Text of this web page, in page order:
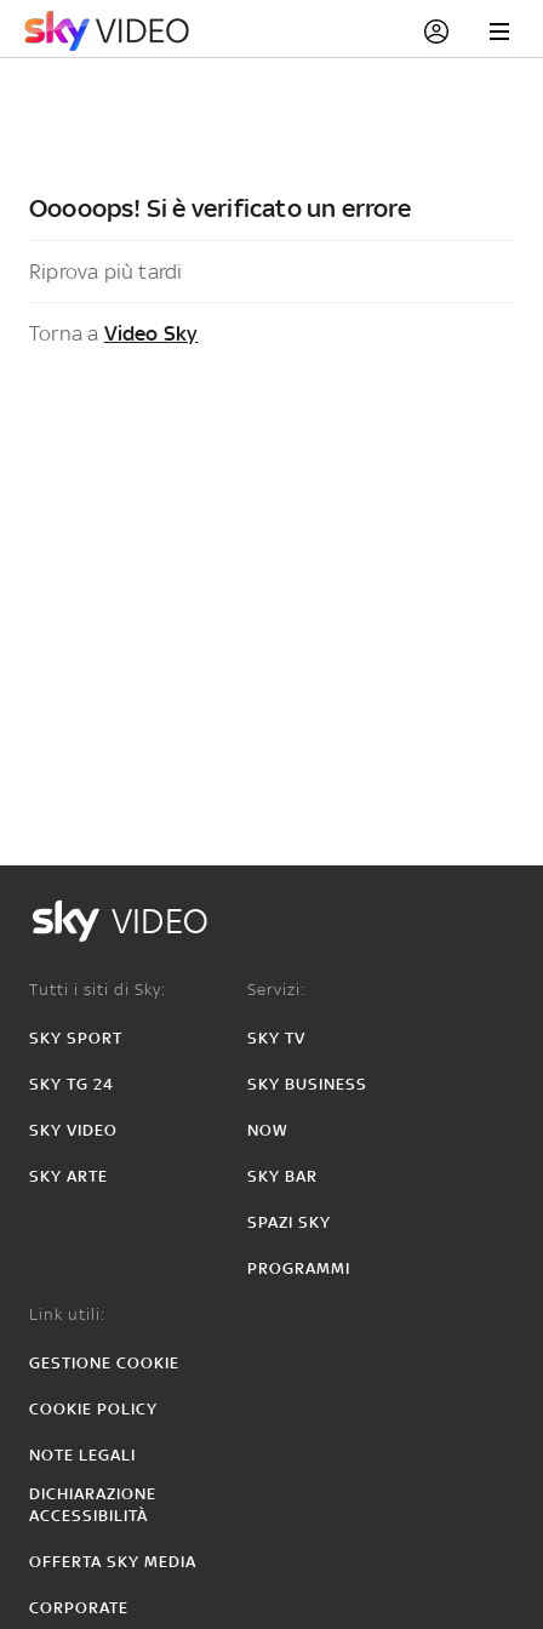
Ooooops! Si è verificato un errore
Riprova più tardi
Torna a Video Sky
VIDEO
Tutti i siti di Sky:
SKY SPORT
SKY TG 24
SKY VIDEO
SKY ARTE
Servizi:
SKY TV
SKY BUSINESS
NOW
SKY BAR
SPAZI SKY
PROGRAMMI
Link utili:
GESTIONE COOKIE
COOKIE POLICY
NOTE LEGALI
DICHIARAZIONE
ACCESSIBILITÀ
OFFERTA SKY MEDIA
CORPORATE